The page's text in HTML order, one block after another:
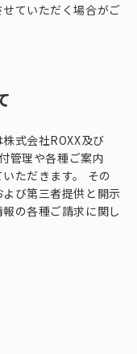
ていただく場合がご
式会社ROXX及び
管理や各種ご案内
ただきます。 その
び第三者提供と開示
の各種ご請求に関し